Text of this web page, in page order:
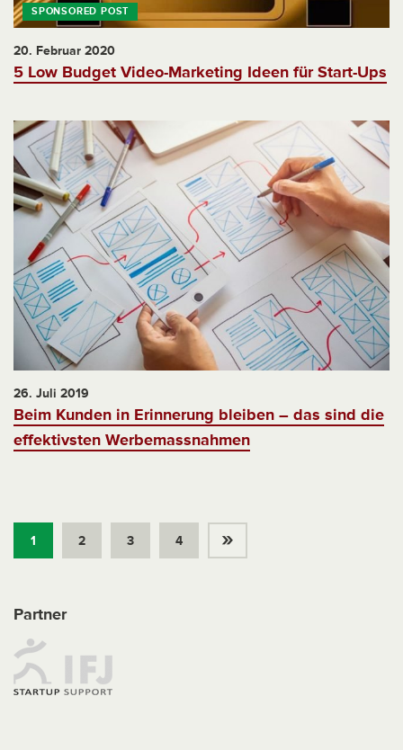
20. Februar 2020
5 Low Budget Video-Marketing Ideen für Start-Ups
26. Juli 2019
Beim Kunden in Erinnerung bleiben – das sind die
effektivsten Werbemassnahmen
1 2 3 4 »
Partner